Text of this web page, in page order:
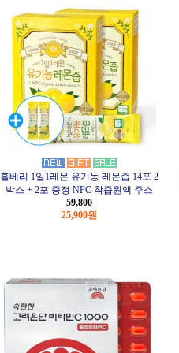
홀베리 1일1레몬 유기농 레몬즙 14포 2
박스 + 2포 증정 NFC 착즙원액 주스
59,800
25,900원